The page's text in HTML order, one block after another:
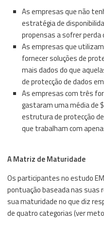
As empresas que não
estratégia de
propensas a sofrer perda
As empresas que
fornecer soluções de
mais dados do que
de protecção de dados
As empresas com três
gastaram uma média de
estrutura de protecção
que trabalham com
A Matriz de Maturidade
Os participantes no estudo
pontuação baseada nas suas
sua maturidade no que diz
de quatro categorias (ver